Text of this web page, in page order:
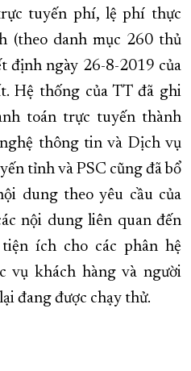
tuyến phí, lệ phí thực
(theo danh mục 260 thủ
định ngày 26-8-2019 của
Hệ thống của TT đã ghi
toán trực tuyến thành
thông tin và Dịch vụ
tỉnh và PSC cũng đã bổ
dung theo yêu cầu của
nội dung liên quan đến
ích cho các phân hệ
vụ khách hàng và người
đang được chạy thử.